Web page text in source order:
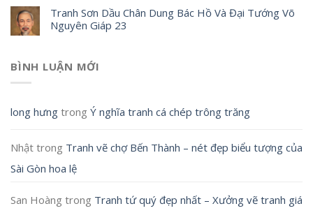
Tranh Sơn Dầu Chân Dung Bác Hồ Và Đại Tướng Võ
Nguyên Giáp 23
BÌNH LUẬN MỚI
long hưng trong Ý nghĩa tranh cá chép trông trăng
Nhật trong Tranh vẽ chợ Bến Thành – nét đẹp biểu tượng của
Sài Gòn hoa lệ
San Hoàng trong Tranh tứ quý đẹp nhất – Xưởng vẽ tranh giá